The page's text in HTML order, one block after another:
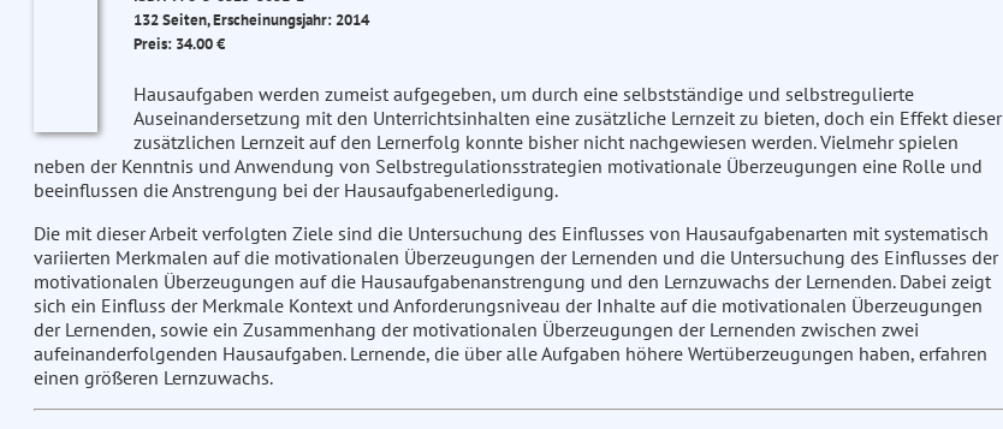
132 Seiten, Erscheinungsjahr: 2014
Preis: 34.00 €
Hausaufgaben werden zumeist aufgegeben, um durch eine selbstständige und selbstregulierte
Auseinandersetzung mit den Unterrichtsinhalten eine zusätzliche Lernzeit zu bieten, doch ein Effekt dieser
zusätzlichen Lernzeit auf den Lernerfolg konnte bisher nicht nachgewiesen werden. Vielmehr spielen
neben der Kenntnis und Anwendung von Selbstregulationsstrategien motivationale Überzeugungen eine Rolle und
beeinflussen die Anstrengung bei der Hausaufgabenerledigung.
Die mit dieser Arbeit verfolgten Ziele sind die Untersuchung des Einflusses von Hausaufgabenarten mit systematisch
variierten Merkmalen auf die motivationalen Überzeugungen der Lernenden und die Untersuchung des Einflusses der
motivationalen Überzeugungen auf die Hausaufgabenanstrengung und den Lernzuwachs der Lernenden. Dabei zeigt
sich ein Einfluss der Merkmale Kontext und Anforderungsniveau der Inhalte auf die motivationalen Überzeugungen
der Lernenden, sowie ein Zusammenhang der motivationalen Überzeugungen der Lernenden zwischen zwei
aufeinanderfolgenden Hausaufgaben. Lernende, die über alle Aufgaben höhere Wertüberzeugungen haben, erfahren
einen größeren Lernzuwachs.